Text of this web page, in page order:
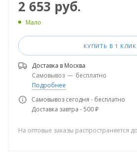
2 653 руб.
Мало
КУПИТЬ В 1 КЛИК
Доставка в Москва
Самовывоз — бесплатно
Подробнее
Самовывоз сегодня - бесплатно
Доставка завтра - 500 ₽
На оптовые заказы распространяется